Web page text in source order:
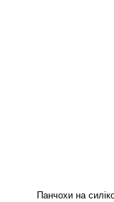
Панчохи на